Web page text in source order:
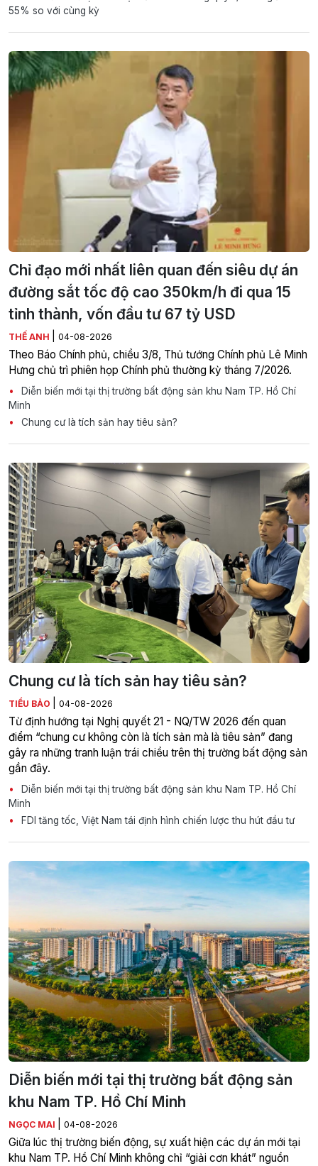
55% so với cùng kỳ
Chỉ đạo mới nhất liên quan đến siêu dự án
đường sắt tốc độ cao 350km/h đi qua 15
tỉnh thành, vốn đầu tư 67 tỷ USD
THẾ ANH 04-08-2026
Theo Báo Chính phủ, chiều 3/8, Thủ tướng Chính phủ Lê Minh
Hưng chủ trì phiên họp Chính phủ thường kỳ tháng 7/2026.
Diễn biến mới tại thị trường bất động sản khu Nam TP. Hồ Chí
Minh
Chung cư là tích sản hay tiêu sản?
Chung cư là tích sản hay tiêu sản?
TIỂU BẢO 04-08-2026
Từ định hướng tại Nghị quyết 21 - NQ/TW 2026 đến quan
điểm “chung cư không còn là tích sản mà là tiêu sản” đang
gây ra những tranh luận trái chiều trên thị trường bất động sản
gần đây.
Diễn biến mới tại thị trường bất động sản khu Nam TP. Hồ Chí
Minh
FDI tăng tốc, Việt Nam tái định hình chiến lược thu hút đầu tư
Diễn biến mới tại thị trường bất động sản
khu Nam TP. Hồ Chí Minh
NGỌC MAI 04-08-2026
Giữa lúc thị trường biến động, sự xuất hiện các dự án mới tại
khu Nam TP. Hồ Chí Minh không chỉ “giải cơn khát” nguồn